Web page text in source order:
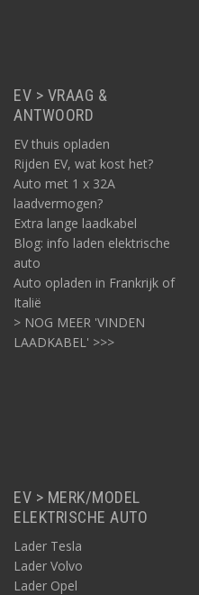
EV > VRAAG &
ANTWOORD
EV thuis opladen
Rijden EV, wat kost het?
Auto met 1 x 32A
laadvermogen?
Extra lange laadkabel
Blog: info laden elektrische
auto
Auto opladen in Frankrijk of
Italië
> NOG MEER 'VINDEN
LAADKABEL' >>>
EV > MERK/MODEL
ELEKTRISCHE AUTO
Lader Tesla
Lader Volvo
Lader Opel